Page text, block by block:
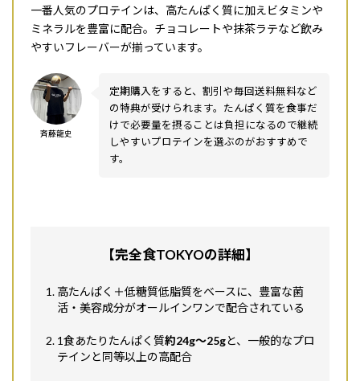
一番人気のプロテインは、高たんぱく質に加えビタミンや
ミネラルを豊富に配合。チョコレートや抹茶ラテなど飲み
やすいフレーバーが揃っています。
斉藤龍史
定期購入をすると、割引や毎回送料無料など
の特典が受けられます。たんぱく質を食事だ
けで必要量を摂ることは負担になるので継続
しやすいプロテインを選ぶのがおすすめで
す。
【完全食TOKYOの詳細】
高たんぱく＋低糖質低脂質をベースに、豊富な菌
活・美容成分がオールインワンで配合されている
1食あたりたんぱく質約24g〜25gと、一般的なプロ
テインと同等以上の高配合